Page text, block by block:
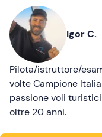
Igor C.
Pilota/istruttore/
volte Campione
passione voli
oltre 20 anni.